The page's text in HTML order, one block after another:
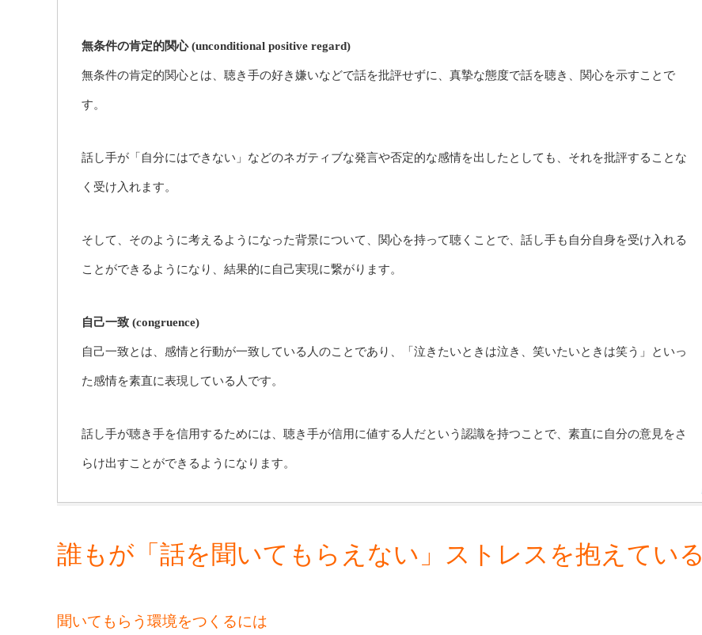
無条件の肯定的関心 (unconditional positive regard)
無条件の肯定的関心とは、聴き手の好き嫌いなどで話を批評せずに、真摯な態度で話を聴き、関心を示すことで
す。
話し手が「自分にはできない」などのネガティブな発言や否定的な感情を出したとしても、それを批評することな
く受け入れます。
そして、そのように考えるようになった背景について、関心を持って聴くことで、話し手も自分自身を受け入れる
ことができるようになり、結果的に自己実現に繋がります。
自己一致 (congruence)
自己一致とは、感情と行動が一致している人のことであり、「泣きたいときは泣き、笑いたいときは笑う」といっ
た感情を素直に表現している人です。
話し手が聴き手を信用するためには、聴き手が信用に値する人だという認識を持つことで、素直に自分の意見をさ
らけ出すことができるようになります。
誰もが「話を聞いてもらえない」ストレスを抱えている
聞いてもらう環境をつくるには